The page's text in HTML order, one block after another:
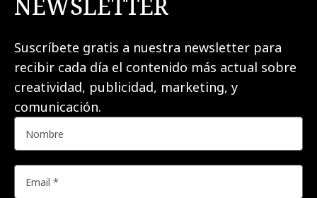
NEWSLETTER
Suscríbete gratis a nuestra newsletter para
recibir cada día el contenido más actual sobre
creatividad, publicidad, marketing, y
comunicación.